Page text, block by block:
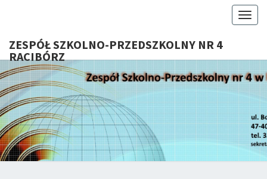
ZESPÓŁ SZKOLNO-PRZEDSZKOLNY NR 4
RACIBÓRZ
Serdecznie
Witamy Na
Stronie
Internetowej
ZSP Nr 4 W
Raciborzu